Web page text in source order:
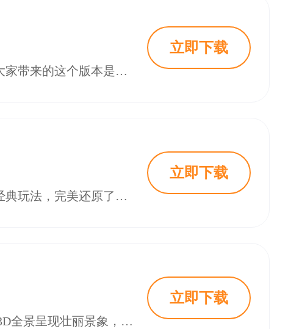
捕鱼金蟾去哪了快手最新版是一款非常好玩的街机捕鱼类手游，小编现在为大家带来的这个版本是快手的专属版本，你可以去使用自己的快手账号进行登录，还有许多的奖励可以领取哦！在捕鱼金蟾去哪了快手版中，我们将会体验到最纯正的捕鱼体验，那些经典的鱼类等你来捕获，还有超多强大的BOSS等你来击败哦，感兴趣的小伙伴就赶快下载试试吧！
立即下载
海王捕鱼是一款经典好玩的手机真人街机捕鱼手游，不仅继承了街机捕鱼的经典玩法，完美还原了画面质量，让玩家在手机上也能感受到街机的快感，同时还支持真人联机同屏捕鱼，让玩家可以与好友一起享受捕鱼的乐趣。在游戏中玩家将作为捕鱼人，你需要不断的点击屏幕，发射捕鱼弹头，即可轻轻松松的捕获品种众多的海底鱼群，超级的简单易上手。
立即下载
捕鱼新纪元是一款姚记核心团队历经数年精心打造的电玩捕鱼游戏 ，它有着3D全景呈现壮丽景象，颠覆了传统的游戏模式，首创了精细华丽的画面，如同置身于深海之中。同时游戏中的超高爆率让你体验刺激和满足感，震撼的技能带来强大视觉冲击力，带您领略前所未有的游戏体验。而进入游戏后玩家们将会化身为一名深海猎人，通过操控炮台发射子弹来捕捉各种海洋生物，从而获得金币和奖励。游戏画面精美，海底世界丰富多彩，各种鱼类栩栩
立即下载